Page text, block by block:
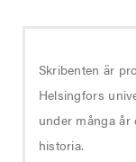
Skribenten är
Helsingfors
under många
historia.